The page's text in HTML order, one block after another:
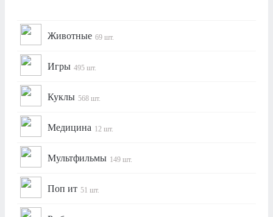
Животные 69 шт.
Игры 495 шт.
Куклы 568 шт.
Медицина 12 шт.
Мультфильмы 149 шт.
Поп ит 51 шт.